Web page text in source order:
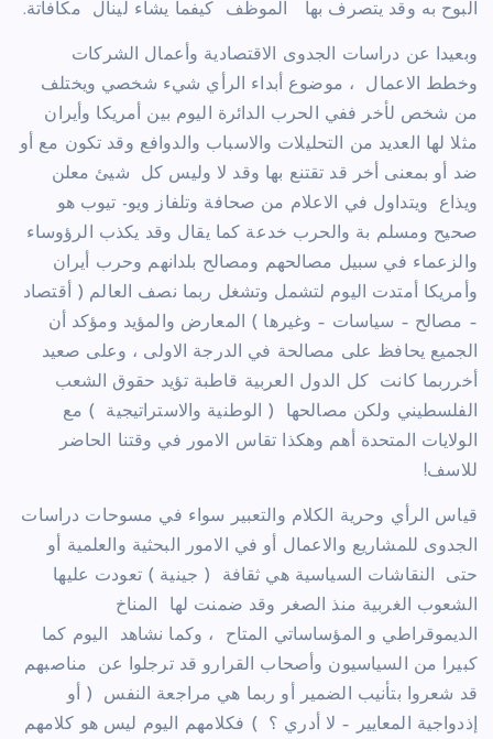
البوح به وقد يتصرف بها الموظف كيفما يشاء لينال مكافأتة.
وبعيدا عن دراسات الجدوى الاقتصادية وأعمال الشركات
وخطط الاعمال ، موضوع أبداء الرأي شيء شخصي ويختلف
من شخص لأخر ففي الحرب الدائرة اليوم بين أمريكا وأيران
مثلا لها العديد من التحليلات والاسباب والدوافع وقد تكون مع أو
ضد أو بمعنى أخر قد تقتنع بها وقد لا وليس كل شيئ معلن
ويذاع ويتداول في الاعلام من صحافة وتلفاز ويو- تيوب هو
صحيح ومسلم بة والحرب خدعة كما يقال وقد يكذب الرؤوساء
والزعماء في سبيل مصالحهم ومصالح بلدانهم وحرب أيران
وأمريكا أمتدت اليوم لتشمل وتشغل ربما نصف العالم ( أقتصاد
– مصالح – سياسات – وغيرها ) المعارض والمؤيد ومؤكد أن
الجميع يحافظ على مصالحة في الدرجة الاولى ، وعلى صعيد
أخرربما كانت كل الدول العربية قاطبة تؤيد حقوق الشعب
الفلسطيني ولكن مصالحها ( الوطنية والاستراتيجية ) مع
الولايات المتحدة أهم وهكذا تقاس الامور في وقتنا الحاضر
للاسف!
قياس الرأي وحرية الكلام والتعبير سواء في مسوحات دراسات
الجدوى للمشاريع والاعمال أو في الامور البحثية والعلمية أو
حتى النقاشات السياسية هي ثقافة ( جينية ) تعودت عليها
الشعوب الغربية منذ الصغر وقد ضمنت لها المناخ
الديموقراطي و المؤساساتي المتاح ، وكما نشاهد اليوم كما
كبيرا من السياسيون وأصحاب القرارو قد ترجلوا عن مناصبهم
قد شعروا بتأنيب الضمير أو ربما هي مراجعة النفس ( أو
إذدواجية المعايير – لا أدري ؟ ) فكلامهم اليوم ليس هو كلامهم